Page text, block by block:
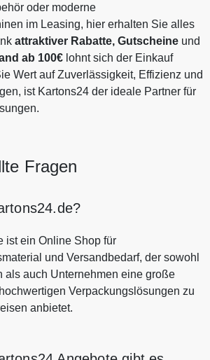
oder moderne
im Leasing, hier erhalten Sie alles
attraktiver Rabatte, Gutscheine und
ab 100€ lohnt sich der Einkauf
Wert auf Zuverlässigkeit, Effizienz und
ist Kartons24 der ideale Partner für
Fragen
ist ein Online Shop für
und Versandbedarf, der sowohl
als auch Unternehmen eine große
Verpackungslösungen zu
anbietet.